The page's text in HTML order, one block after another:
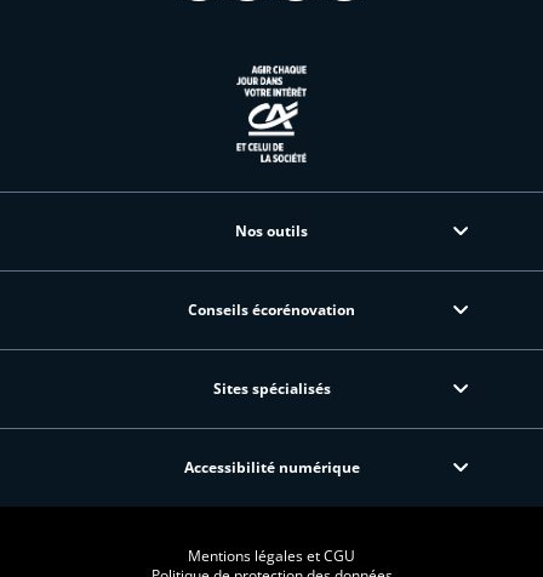
Nos outils
Conseils écorénovation
Sites spécialisés
Accessibilité numérique
Mentions légales et CGU